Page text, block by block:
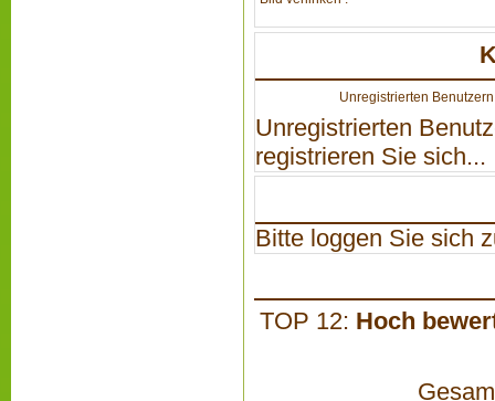
Unregistrierten
Unregistrierten
registrieren Sie sich...
Bitte loggen Sie sich
TOP 12: Hoch